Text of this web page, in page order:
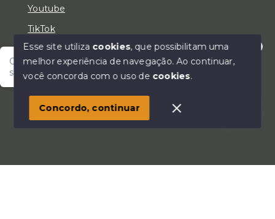
Olá! Fale com um de nossos corretores e encontre
seu lar!
Youtube
TikTok
© Copyright 2026 - LC Negócios Imobiliários - Todos
SITE PARA IMOBILIARIA
Esse site utiliza cookies, que possibilitam uma
melhor experiência de navegação.Ao continuar,
você concorda com o uso de cookies.
Concordo, continuar